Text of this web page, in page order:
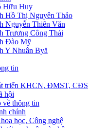
Hữu Huy
Hồ Thị Nguyên Thảo
Nguyễn Thiên Văn
Trương Công Thái
Đào Mỹ
Y Nhuân Byă
tin
triển KHCN, ĐMST, CĐS
hội
về thông tin
chính
học, Công nghệ